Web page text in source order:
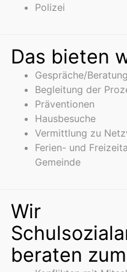
Polizei
Das bieten
Gespräche/Beratung
Begleitung der
Präventionen
Hausbesuche
Vermittlung zu
Ferien- und
Gemeinde
Wir
beraten